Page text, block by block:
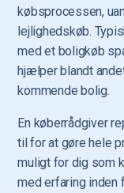
købsprocessen,
lejlighedskøb.
med et boligkøb
hjælper blandt
kommende bolig.
En køberrådgiver
til for at gøre hele
muligt for dig som
med erfaring